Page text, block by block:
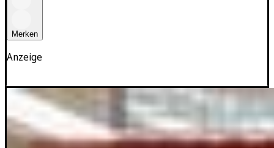
Anzeige
Merken